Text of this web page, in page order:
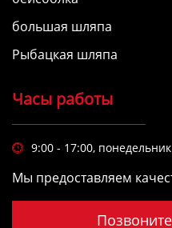
большая шляпа
Рыбацкая шляпа
Часы работы
 9:00 - 17:00,
Мы предоставляем